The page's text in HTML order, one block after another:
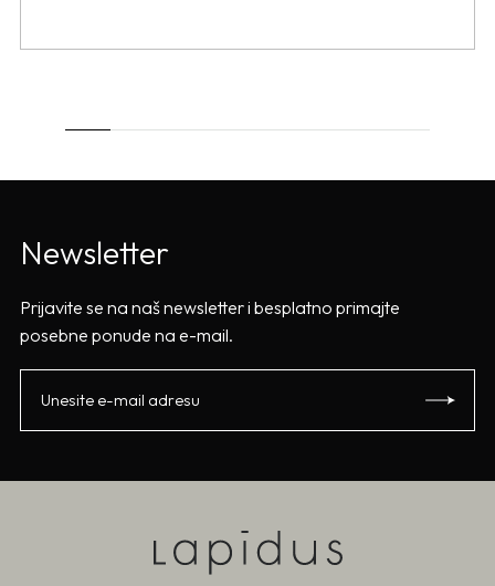
Newsletter
Prijavite se na naš newsletter i besplatno primajte
posebne ponude na e-mail.